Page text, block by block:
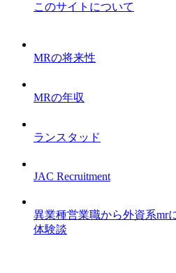
このサイトについて
MRの将来性
MRの年収
ランスタッド
JAC Recruitment
異業種営業職から外資系mr
体験談